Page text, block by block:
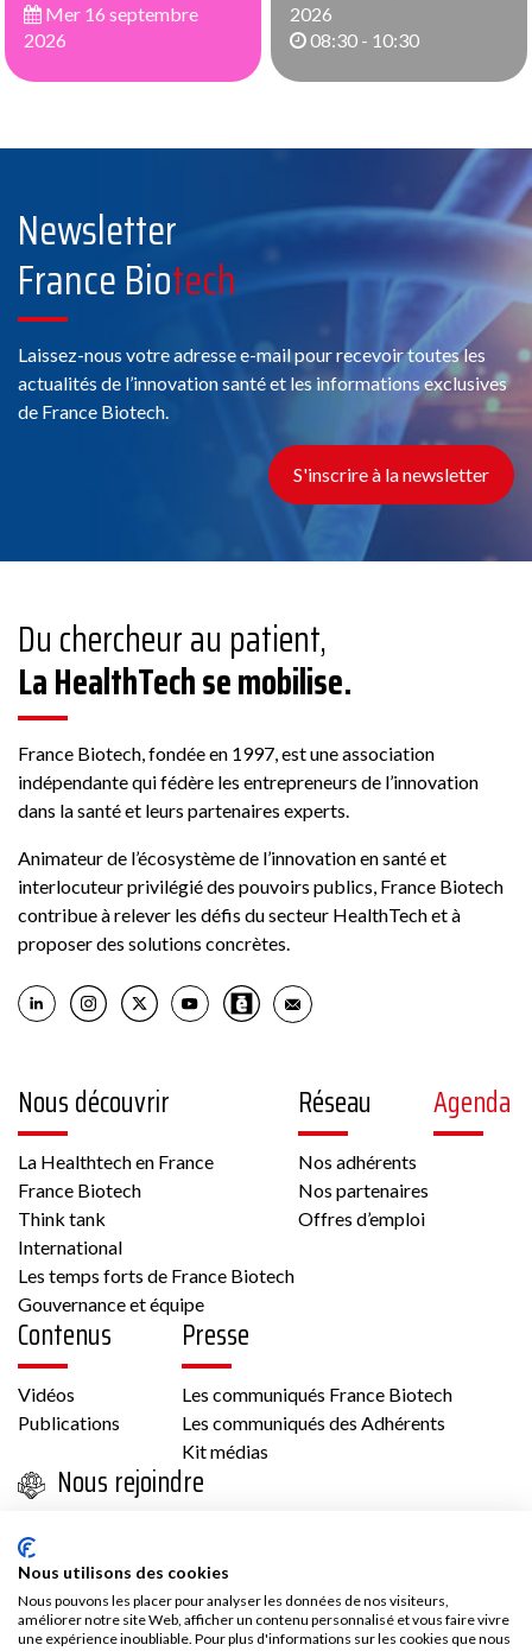
Mer 16 septembre
2026
2026
08:30 - 10:30
Newsletter
France Biotech
Laissez-nous votre adresse e-mail pour recevoir toutes les
actualités de l’innovation santé et les informations exclusives
de France Biotech.
S'inscrire à la newsletter
Du chercheur au patient,
La HealthTech se mobilise.
France Biotech, fondée en 1997, est une association
indépendante qui fédère les entrepreneurs de l’innovation
dans la santé et leurs partenaires experts.
Animateur de l’écosystème de l’innovation en santé et
interlocuteur privilégié des pouvoirs publics, France Biotech
contribue à relever les défis du secteur HealthTech et à
proposer des solutions concrètes.
Nous découvrir
La Healthtech en France
France Biotech
Think tank
International
Les temps forts de France Biotech
Gouvernance et équipe
Réseau
Nos adhérents
Nos partenaires
Offres d’emploi
Agenda
Contenus
Vidéos
Publications
Presse
Les communiqués France Biotech
Les communiqués des Adhérents
Kit médias
Nous rejoindre
Adhésion
Les avantages d’adhérer à France Biotech
Accès adhérent
Nous utilisons des cookies
Nous pouvons les placer pour analyser les données de nos visiteurs,
améliorer notre site Web, afficher un contenu personnalisé et vous faire vivre
une expérience inoubliable. Pour plus d'informations sur les cookies que nous